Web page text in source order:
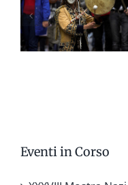
Eventi in Corso